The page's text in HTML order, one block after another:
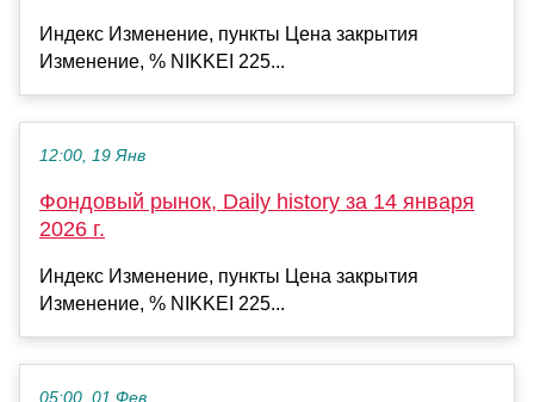
Индекс Изменение, пункты Цена закрытия
Изменение, % NIKKEI 225...
12:00, 19 Янв
Фондовый рынок, Daily history за 14 января
2026 г.
Индекс Изменение, пункты Цена закрытия
Изменение, % NIKKEI 225...
05:00, 01 Фев